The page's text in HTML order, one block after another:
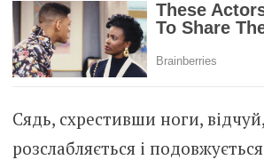
Сядь, схрестивши ноги,
розслабляється і